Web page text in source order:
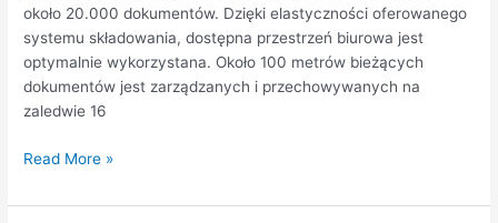
około 20.000 dokumentów. Dzięki elastyczności oferowanego
systemu składowania, dostępna przestrzeń biurowa jest
optymalnie wykorzystana. Około 100 metrów bieżących
dokumentów jest zarządzanych i przechowywanych na
zaledwie 16
Read More »